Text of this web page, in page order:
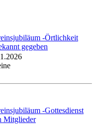
-Örtlichkeit
gegeben
-Gottesdienst
Mitglieder